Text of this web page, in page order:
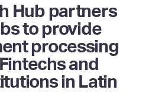
Hub partners
to provide
processing
and
in Latin